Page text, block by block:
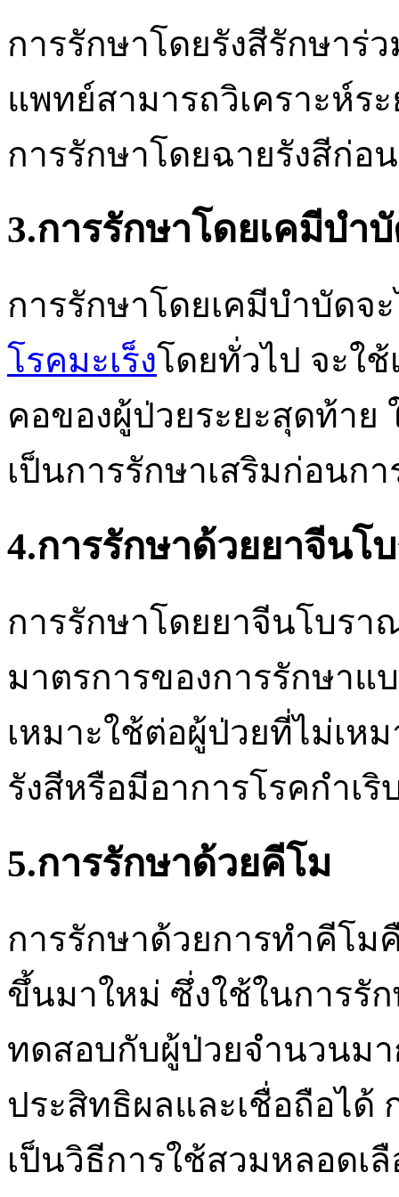
การรักษาโดยรังสีรักษาร่
แพทย์สามารถวิเคราะห์ร
การรักษาโดยฉายรังสีก่อ
3.การรักษาโดยเคมีบำ
การรักษาโดยเคมีบำบัดจ
โรคมะเร็งโดยทั่วไป จะใ
คอของผู้ป่วยระยะสุดท้าย
เป็นการรักษาเสริมก่อนก
4.การรักษาด้วยยาจีนโ
การรักษาโดยยาจีนโบรา
มาตรการของการรักษา
เหมาะใช้ต่อผู้ป่วยที่ไม่เห
รังสีหรือมีอาการโรคกำเ
5.การรักษาด้วยคีโม
การรักษาด้วยการทำคีโ
ขึ้นมาใหม่ ซึ่งใช้ในการรั
ทดสอบกับผู้ป่วยจำนวนม
ประสิทธิผลและเชื่อถือได้
เป็นวิธีการใช้สวมหลอดเ